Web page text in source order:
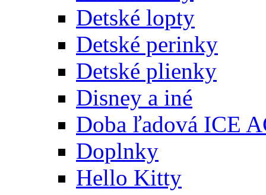
Detské lopty
Detské perinky
Detské plienky
Disney a iné
Doba ľadová ICE
Doplnky
Hello Kitty